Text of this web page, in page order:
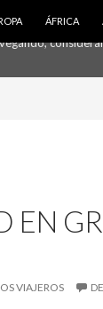
ÁFRICA
EN
VIAJEROS